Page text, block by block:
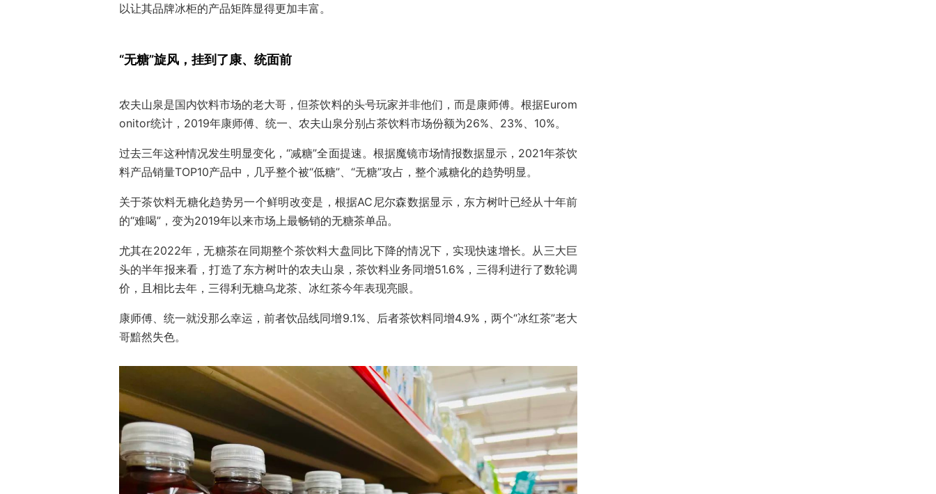
以让其品牌冰柜的产品矩阵显得更加丰富。
“无糖”旋风，挂到了康、统面前
农夫山泉是国内饮料市场的老大哥，但茶饮料的头号玩家并非他们，而是康师傅。根据Eurom
onitor统计，2019年康师傅、统一、农夫山泉分别占茶饮料市场份额为26%、23%、10%。
过去三年这种情况发生明显变化，“减糖”全面提速。根据魔镜市场情报数据显示，2021年茶饮
料产品销量TOP10产品中，几乎整个被“低糖”、“无糖”攻占，整个减糖化的趋势明显。
关于茶饮料无糖化趋势另一个鲜明改变是，根据AC尼尔森数据显示，东方树叶已经从十年前
的“难喝”，变为2019年以来市场上最畅销的无糖茶单品。
尤其在2022年，无糖茶在同期整个茶饮料大盘同比下降的情况下，实现快速增长。从三大巨
头的半年报来看，打造了东方树叶的农夫山泉，茶饮料业务同增51.6%，三得利进行了数轮调
价，且相比去年，三得利无糖乌龙茶、冰红茶今年表现亮眼。
康师傅、统一就没那么幸运，前者饮品线同增9.1%、后者茶饮料同增4.9%，两个“冰红茶”老大
哥黯然失色。